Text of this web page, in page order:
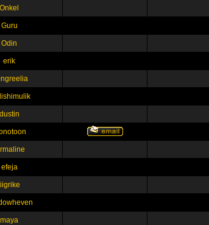
Onkel
Guru
Odin
erik
dustin
efeja
maya